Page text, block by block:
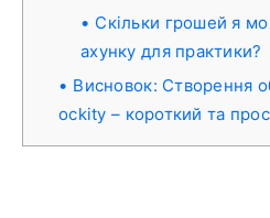
Скільки грошей я
ахунку для практики?
Висновок: Створення
ockity – короткий та